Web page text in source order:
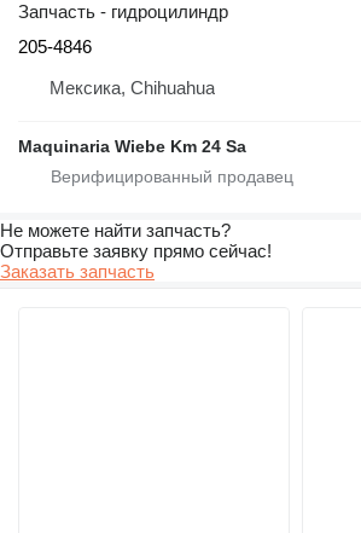
Запчасть - гидроцилиндр
205-4846
Мексика, Chihuahua
Maquinaria Wiebe Km 24 Sa
Не можете найти запчасть?
Отправьте заявку прямо сейчас!
Заказать запчасть